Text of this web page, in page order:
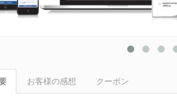
お客様の感想 クーポン